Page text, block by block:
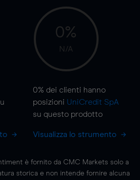
0%
N/A
0% dei clienti hanno
posizioni UniCredit SpA
su questo prodotto
Visualizza lo strumento
è fornito da CMC Markets solo a
storica e non intende fornire alcuna